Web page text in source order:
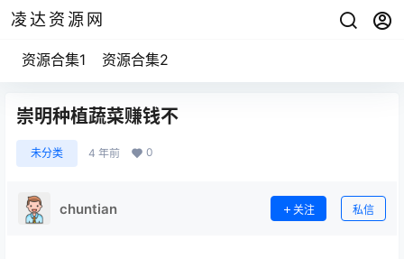
凌达资源网
资源合集1 资源合集2
崇明种植蔬菜赚钱不
未分类 4 年前 0
chuntian 关注 私信